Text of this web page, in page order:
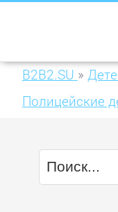
B2B2.SU »
Полицейские
(сборник)